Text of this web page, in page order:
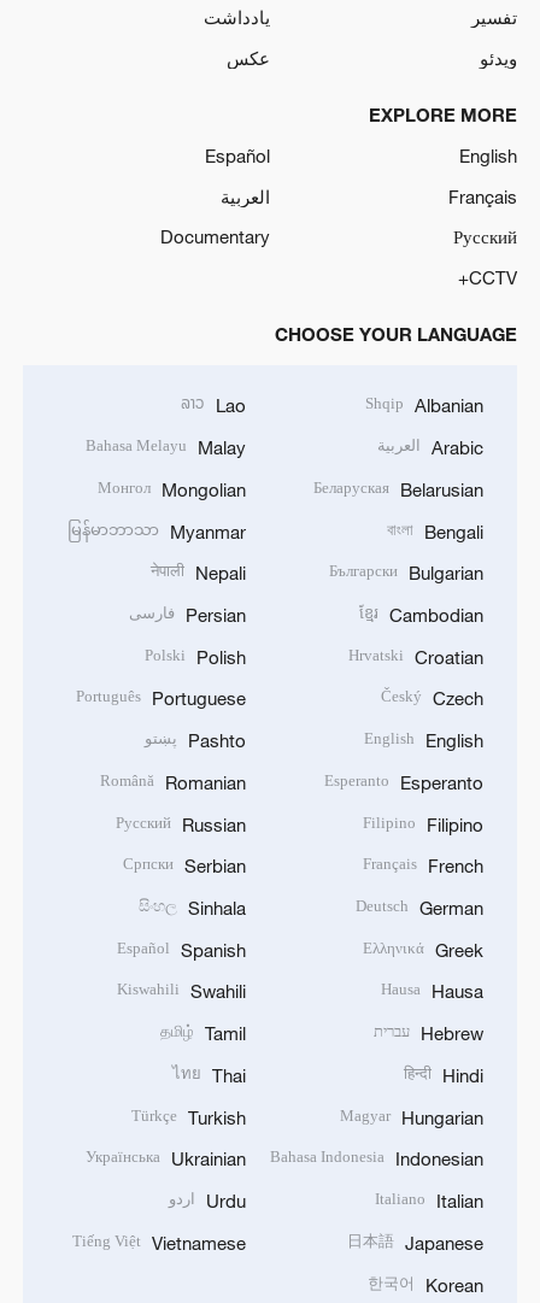
تفسیر
یادداشت
ویدئو
عکس
EXPLORE MORE
English
Español
Français
العربية
Русский
Documentary
CCTV+
CHOOSE YOUR LANGUAGE
Albanian
Shqip
Arabic العربية
Belarusian
Беларуская
Bengali
বাংলা
Bulgarian
Български
Cambodian
ខ្មែរ
Croatian
Hrvatski
Czech
Český
English
English
Esperanto
Esperanto
Filipino
Filipino
French
Français
German
Deutsch
Greek
Ελληνικά
Hausa
Hausa
Hebrew עברית
Hindi
हिन्दी
Hungarian
Magyar
Indonesian
Bahasa Indonesia
Italian
Italiano
Japanese
日本語
Korean
한국어
Lao
ລາວ
Malay
Bahasa Melayu
Mongolian
Монгол
Myanmar
မြန်မာဘာသာ
Nepali
नेपाली
Persian فارسی
Polish
Polski
Portuguese
Português
Pashto پښتو
Romanian
Română
Russian
Русский
Serbian
Српски
Sinhala
සිංහල
Spanish
Español
Swahili
Kiswahili
Tamil
தமிழ்
Thai
ไทย
Turkish
Türkçe
Ukrainian
Українська
Urdu اردو
Vietnamese
Tiếng Việt